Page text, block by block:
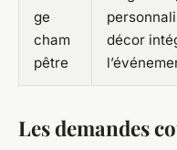
ge
cham
pêtre
décor
Les demandes